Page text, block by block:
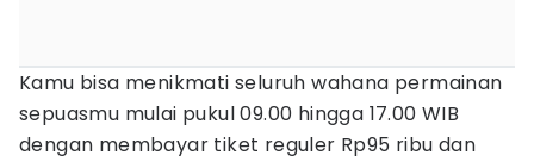
Kamu bisa menikmati seluruh wahana permainan
sepuasmu mulai pukul 09.00 hingga 17.00 WIB
dengan membayar tiket reguler Rp95 ribu dan